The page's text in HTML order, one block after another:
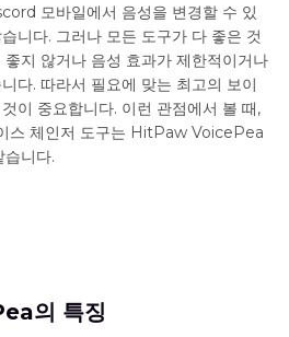
모바일에서 음성을 변경할 수 있
니다. 그러나 모든 도구가 다 좋은 것
지 않거나 음성 효과가 제한적이거나
다. 따라서 필요에 맞는 최고의 보이
이 중요합니다. 이런 관점에서 볼 때,
스 체인저 도구는 HitPaw VoicePea
습니다.
의 특징